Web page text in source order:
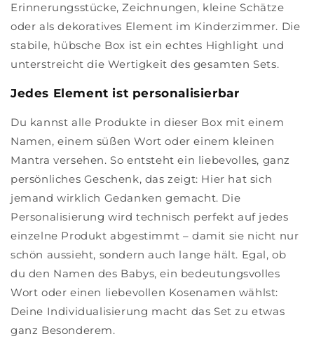
Erinnerungsstücke, Zeichnungen, kleine Schätze
oder als dekoratives Element im Kinderzimmer. Die
stabile, hübsche Box ist ein echtes Highlight und
unterstreicht die Wertigkeit des gesamten Sets.
Jedes Element ist personalisierbar
Du kannst alle Produkte in dieser Box mit einem
Namen, einem süßen Wort oder einem kleinen
Mantra versehen. So entsteht ein liebevolles, ganz
persönliches Geschenk, das zeigt: Hier hat sich
jemand wirklich Gedanken gemacht. Die
Personalisierung wird technisch perfekt auf jedes
einzelne Produkt abgestimmt – damit sie nicht nur
schön aussieht, sondern auch lange hält. Egal, ob
du den Namen des Babys, ein bedeutungsvolles
Wort oder einen liebevollen Kosenamen wählst:
Deine Individualisierung macht das Set zu etwas
ganz Besonderem.